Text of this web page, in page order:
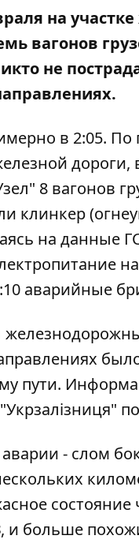
на
вагонов
не
в 2:05.
дороги,
8 вагонов
клинкер
на данные
аварийные
пути.
- слом
и больше